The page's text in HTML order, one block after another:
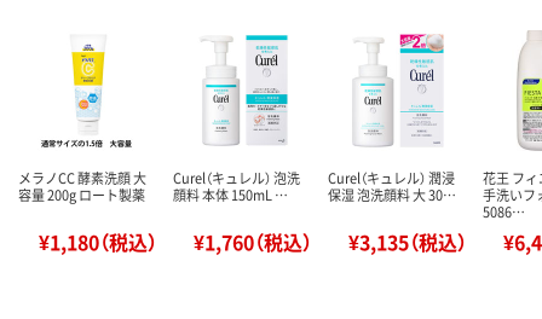
メラノCC 酵素洗顔 大
容量 200g ロート製薬
¥1,180（税込）
Curel（キュレル） 泡洗
顔料 本体 150mL …
¥1,760（税込）
Curel（キュレル） 潤浸
保湿 泡洗顔料 大 30…
¥3,135（税込）
花王 フィ
手洗いフ
5086…